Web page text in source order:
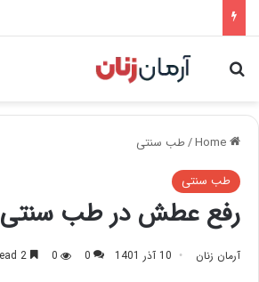
Search for
/طب سنتی
طب سنتی
رفع عطش در طب سنتی
آرمان زنان 10 آذر 1401 0
0